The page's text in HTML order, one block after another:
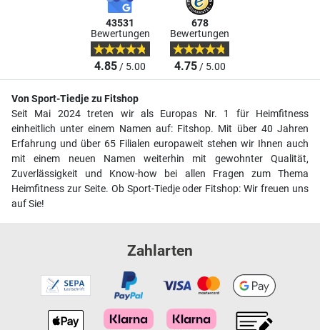
43531
Bewertungen
4.85/ 5.00
678
Bewertungen
4.75/ 5.00
Von Sport-Tiedje zu Fitshop
Seit Mai 2024 treten wir als Europas Nr. 1 für Heimfitness
einheitlich unter einem Namen auf: Fitshop. Mit über 40 Jahren
Erfahrung und über 65 Filialen europaweit stehen wir Ihnen auch
mit einem neuen Namen weiterhin mit gewohnter Qualität,
Zuverlässigkeit und Know-how bei allen Fragen zum Thema
Heimfitness zur Seite. Ob Sport-Tiedje oder Fitshop: Wir freuen uns
auf Sie!
Zahlarten